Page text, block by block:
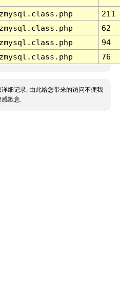
211
62
94
76
细记录, 由此给您带来的访问不便我
感歉意.